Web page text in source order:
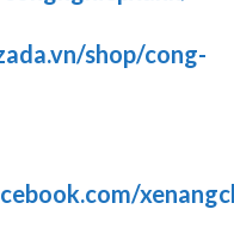
shop/cong-